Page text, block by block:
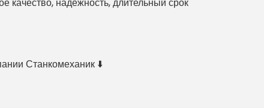
надёжность, длительный срок
Станкомеханик ⬇️